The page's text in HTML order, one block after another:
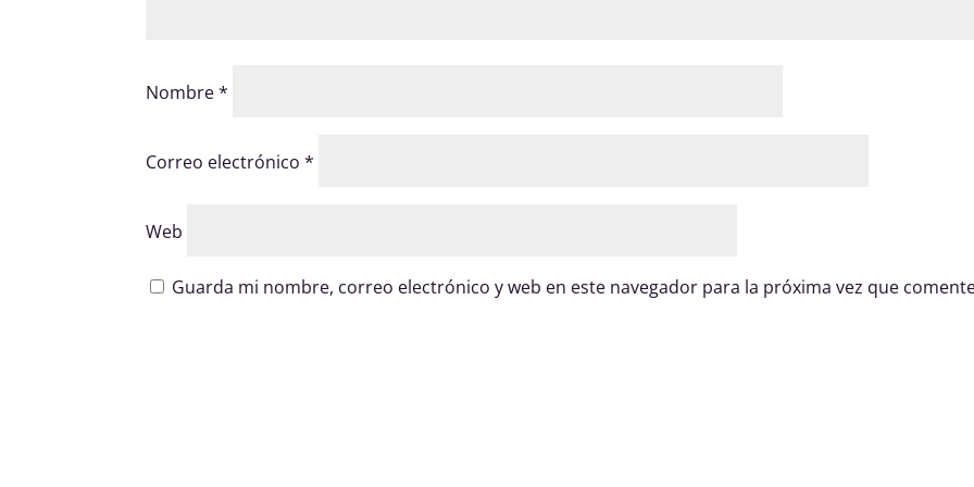
Nombre*
Correo electrónico*
Web
Guarda mi nombre, correo electrónico y web en este navegador para la próxima vez que